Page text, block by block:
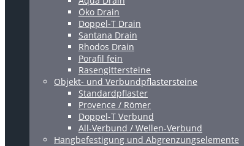
Öko Drain
Doppel-T Drain
Santana Drain
Rhodos Drain
Porafil fein
Rasengittersteine
Objekt- und Verbundpflastersteine
Standardpflaster
Provence / Römer
Doppel-T Verbund
All-Verbund / Wellen-Verbund
Hangbefestigung und Abgrenzungselemente